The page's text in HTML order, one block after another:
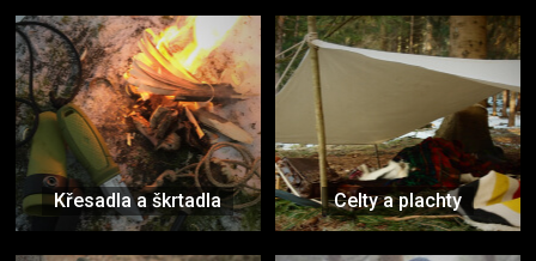
Křesadla a škrtadla Celty a plachty